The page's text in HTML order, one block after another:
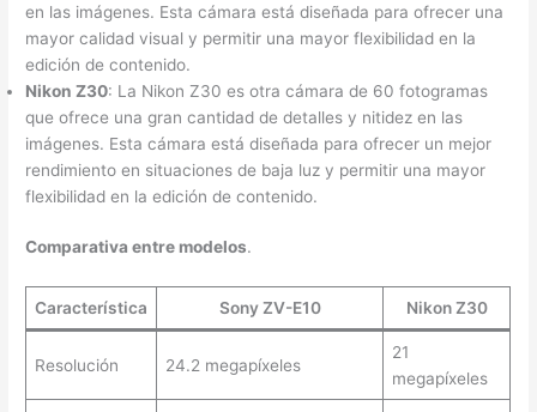
en las imágenes. Esta cámara está diseñada para ofrecer una
mayor calidad visual y permitir una mayor flexibilidad en la
edición de contenido.
Nikon Z30: La Nikon Z30 es otra cámara de 60 fotogramas
que ofrece una gran cantidad de detalles y nitidez en las
imágenes. Esta cámara está diseñada para ofrecer un mejor
rendimiento en situaciones de baja luz y permitir una mayor
flexibilidad en la edición de contenido.
Comparativa entre modelos.
Característica Sony ZV-E10 Nikon Z30
Resolución 24.2 megapíxeles
21
megapíxeles